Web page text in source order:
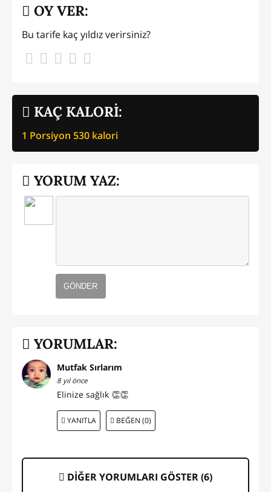
KAÇ KALORİ:
1 Porsiyon 530 kalori
OY VER:
Bu tarife kaç yıldız verirsiniz?
YORUM YAZ:
GÖNDER
YORUMLAR:
Mutfak Sırlarım
8 yıl önce
Elinize sağlık 👏👏
YANITLA BEĞEN (0)
DİĞER YORUMLARI GÖSTER (6)